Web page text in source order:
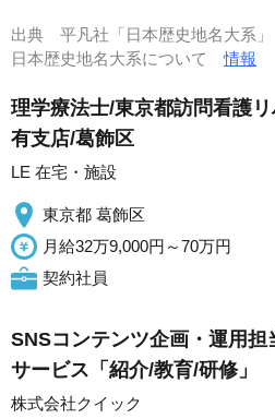
出典 平凡社「日本歴史地名大系」
日本歴史地名大系について情報
理学療法士/東京都訪問看護
有支店/葛飾区
LE 在宅・施設
東京都 葛飾区
月給32万9,000円～70万円
契約社員
SNSコンテンツ企画・運用
サービス「紹介/教育/研修」
株式会社クイック